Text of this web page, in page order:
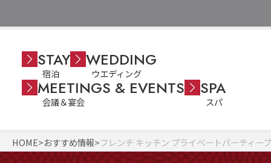
STAY
宿泊
WEDDING
ウエディング
MEETINGS & EVENTS
会議＆宴会
SPA
スパ
HOME おすすめ情報 フレンチ キッチン プライベートパーティー